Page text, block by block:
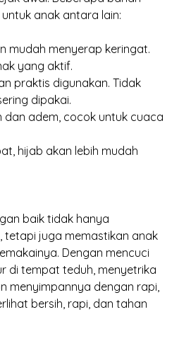
anak antara lain:
mudah menyerap keringat.
yang aktif.
praktis digunakan. Tidak
dipakai.
dan adem, cocok untuk cuaca
hijab akan lebih mudah
baik tidak hanya
tetapi juga memastikan anak
Dengan mencuci
di tempat teduh, menyetrika
menyimpannya dengan rapi,
bersih, rapi, dan tahan